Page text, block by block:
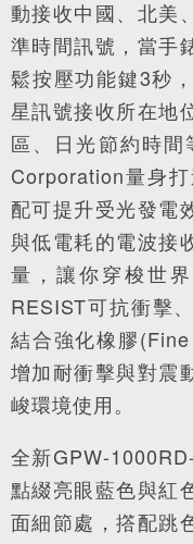
動接收中國、北美
準時間訊號，當手
鬆按壓功能鍵3秒
星訊號接收所在地
區、日光節約時
Corporation量身
配可提升受光發電
與低電耗的電波接
量，讓你穿梭世
RESIST可抗衝擊
結合強化橡膠
增加耐衝擊與對震
峻環境使用。
全新GPW-
點綴亮眼藍色與紅
面細節處，撘配跳